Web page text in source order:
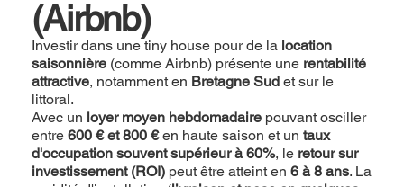
(Airbnb)
Investir dans une tiny house pour de la location
saisonnière (comme Airbnb) présente une rentabilité
attractive, notamment en Bretagne Sud et sur le
littoral.
Avec un loyer moyen hebdomadaire pouvant osciller
entre600 € et 800 €en haute saison et untaux
d'occupation souvent supérieur à 60%, le retour sur
investissement (ROI) peut être atteint en6 à 8 ans. La